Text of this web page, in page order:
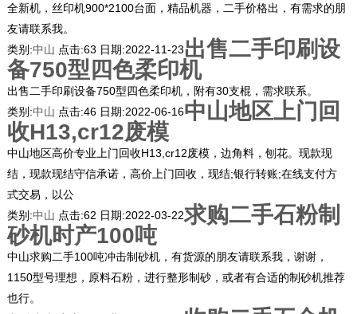
全新机，丝印机900*2100台面，精品机器，二手价格出，有需求的朋
友请联系我。
类别:中山 点击:63 日期:2022-11-23出售二手印刷设
备750型四色柔印机
出售二手印刷设备750型四色柔印机，附有30支棍，需求联系。
类别:中山 点击:46 日期:2022-06-16中山地区上门回
收H13,cr12废模
中山地区高价专业上门回收H13,cr12废模，边角料，刨花。现款现
结，现款现结守信承诺，高价上门回收，现结;银行转账;在线支付方
式交易，以公
类别:中山 点击:62 日期:2022-03-22求购二手石粉制
砂机时产100吨
中山求购二手100吨冲击制砂机，有货源的朋友请联系我，谢谢，
1150型号理想，原料石粉，进行整形制砂，或者有合适的制砂机推荐
也行。